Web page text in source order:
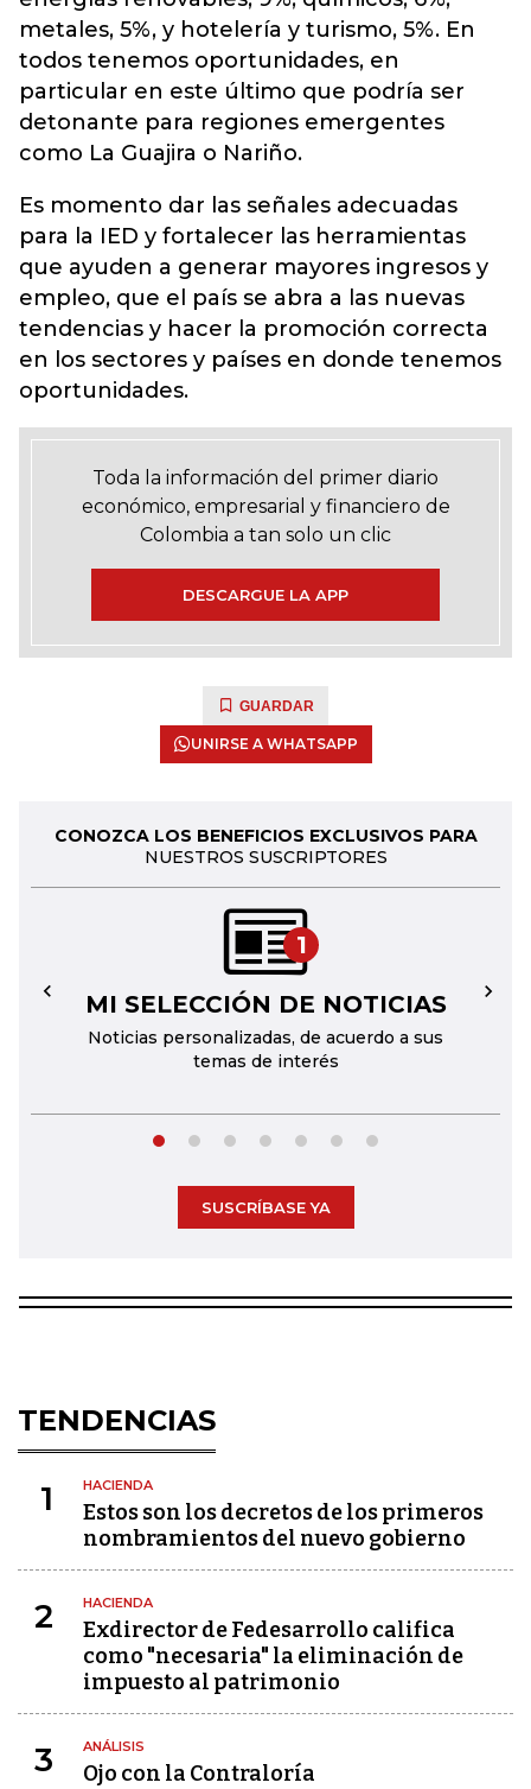
metales, 5%, y hotelería y turismo, 5%. En
todos tenemos oportunidades, en
particular en este último que podría ser
detonante para regiones emergentes
como La Guajira o Nariño.
Es momento dar las señales adecuadas
para la IED y fortalecer las herramientas
que ayuden a generar mayores ingresos y
empleo, que el país se abra a las nuevas
tendencias y hacer la promoción correcta
en los sectores y países en donde tenemos
oportunidades.
Toda la información del primer diario
económico, empresarial y financiero de
Colombia a tan solo un clic
DESCARGUE LA APP
GUARDAR
UNIRSE A WHATSAPP
CONOZCA LOS BENEFICIOS EXCLUSIVOS PARA
NUESTROS SUSCRIPTORES
1
MI SELECCIÓN DE NOTICIAS
Noticias personalizadas, de acuerdo a sus
temas de interés
← →
SUSCRÍBASE YA
TENDENCIAS
1 HACIENDA
Estos son los decretos de los primeros
nombramientos del nuevo gobierno
2 HACIENDA
Exdirector de Fedesarrollo califica
como "necesaria" la eliminación de
impuesto al patrimonio
3 ANÁLISIS
Ojo con la Contraloría